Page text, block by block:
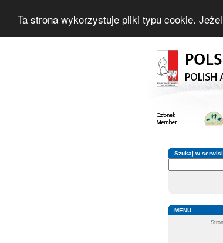
Ta strona wykorzystuje pliki typu cookie.
Szukaj w
MENU